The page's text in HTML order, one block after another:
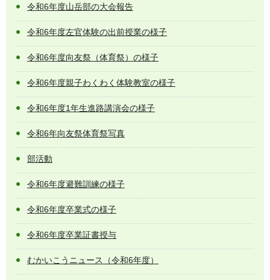
令和6年度山岳部の大会報告
令和6年度左官体験の出前授業の様子
令和6年度向友祭（体育祭）の様子
令和6年度親子わくわく体験教室の様子
令和6年度1年生進路講演会の様子
令和6年向友祭体育祭写真
部活動
令和6年度避難訓練の様子
令和6年度卒業式の様子
令和6年度卒業証書授与
むかいこうニュース（令和6年度）